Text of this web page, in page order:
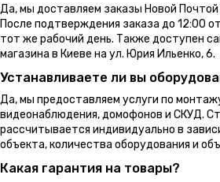
Да, мы доставляем заказы Новой Почтой
После подтверждения заказа до 12:00
тот же рабочий день. Также доступен
магазина в Киеве на ул. Юрия Ильенко, 6.
Устанавливаете ли вы
Да, мы предоставляем услуги по
видеонаблюдения, домофонов и СКУД.
рассчитывается индивидуально в
объекта, количества оборудования и
Какая гарантия на товары?